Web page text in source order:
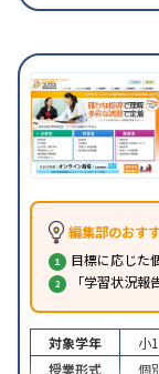
編集部のおす
目標に応じた
「学習状況
対象学年 小
授業形式
個